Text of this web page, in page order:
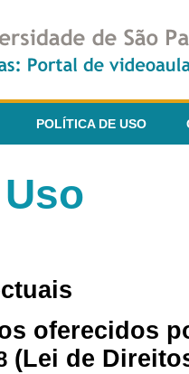
POLÍTICA DE USO
oferecidos
(Lei de